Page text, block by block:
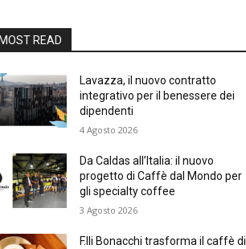
READ
Lavazza, il nuovo contratto
integrativo per il benessere dei
dipendenti
4 Agosto 2026
Da Caldas all’Italia: il nuovo
progetto di Caffè dal Mondo per
gli specialty coffee
3 Agosto 2026
F.lli Bonacchi trasforma il caffè di